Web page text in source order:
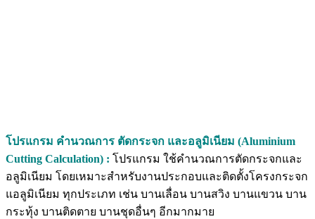
โปรแกรม คำนวณการ ตัดกระจก และอลูมิเนียม (Aluminium
Cutting Calculation) : โปรแกรม ใช้คำนวณการตัดกระจกและ
อลูมิเนียม โดยเหมาะสำหรับงานประกอบและติดตั้งโครงกระจก
แอลูมิเนียม ทุกประเภท เช่น บานเลื่อน บานสวิง บานแขวน บาน
กระทุ้ง บานติดตาย บานชุดอื่นๆ อีกมากมาย